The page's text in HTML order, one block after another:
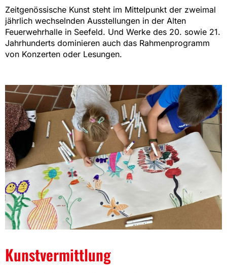
Zeitgenössische Kunst steht im Mittelpunkt der zweimal
jährlich wechselnden Ausstellungen in der Alten
Feuerwehrhalle in Seefeld. Und Werke des 20. sowie 21.
Jahrhunderts dominieren auch das Rahmenprogramm
von Konzerten oder Lesungen.
Kunstvermittlung